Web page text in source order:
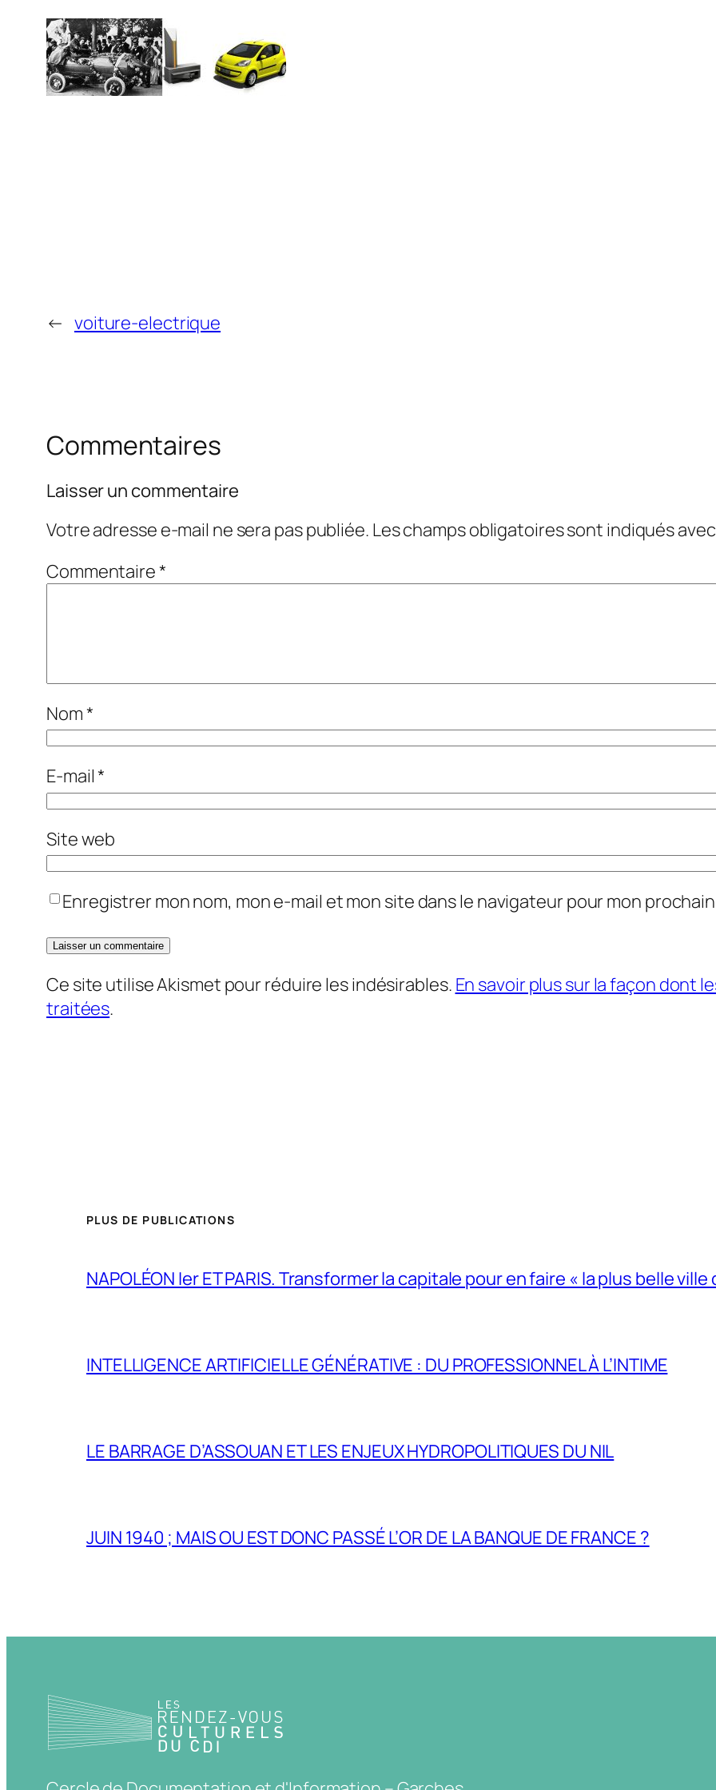
← voiture-electrique
Commentaires
Laisser un commentaire
Votre adresse e-mail ne sera pas publiée. Les champs obligatoires sont indiqués
Commentaire*
Nom*
E-mail*
Site web
Enregistrer mon nom, mon e-mail et mon site dans le navigateur pour mon
Ce site utilise Akismet pour réduire les indésirables. En savoir plus sur la façon dont
traitées.
PLUS DE PUBLICATIONS
NAPOLÉON Ier ET PARIS. Transformer la capitale pour en faire « la plus belle
INTELLIGENCE ARTIFICIELLE GÉNÉRATIVE : DU PROFESSIONNEL À L’INTIME
LE BARRAGE D’ASSOUAN ET LES ENJEUX HYDROPOLITIQUES DU NIL
JUIN 1940 ; MAIS OU EST DONC PASSÉ L’OR DE LA BANQUE DE FRANCE ?